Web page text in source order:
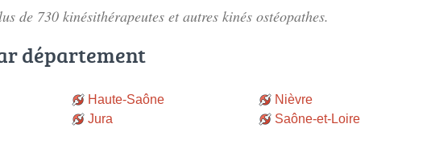
de 730 kinésithérapeutes et autres kinés ostéopathes.
département
Haute-Saône
Jura
Nièvre
Saône-et-Loire